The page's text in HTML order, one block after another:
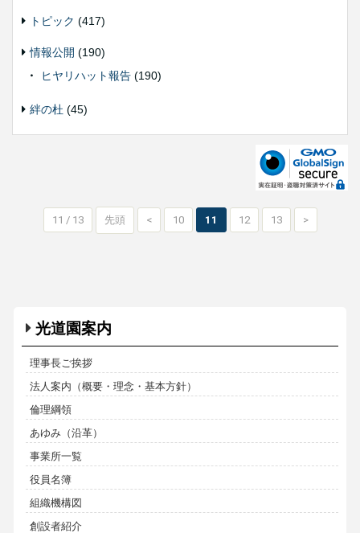
トピック (417)
情報公開 (190)
ヒヤリハット報告 (190)
絆の杜 (45)
11 / 13 先頭 < 10 11 12 13 >
光道園案内
理事長ご挨拶
法人案内（概要・理念・基本方針）
倫理綱領
あゆみ（沿革）
事業所一覧
役員名簿
組織機構図
創設者紹介